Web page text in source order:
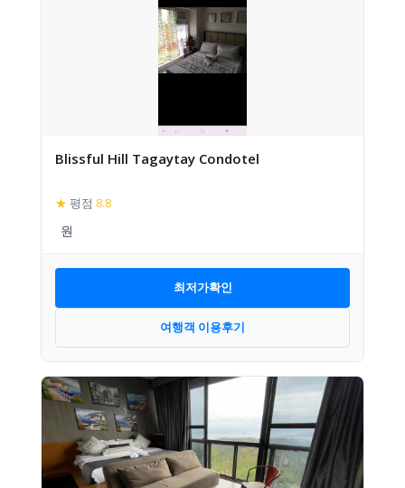
Blissful Hill Tagaytay Condotel
★ 평점 8.8
최저가확인
여행객 이용후기